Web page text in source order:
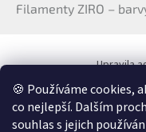
🍪 Používáme cookies,
co nejlepší. Dalším
souhlas s jejich
Filamenty ZIRO –
Upravila
Katalog